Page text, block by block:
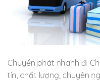
Chuyển phát nhanh đi
tín, chất lượng, chuyên